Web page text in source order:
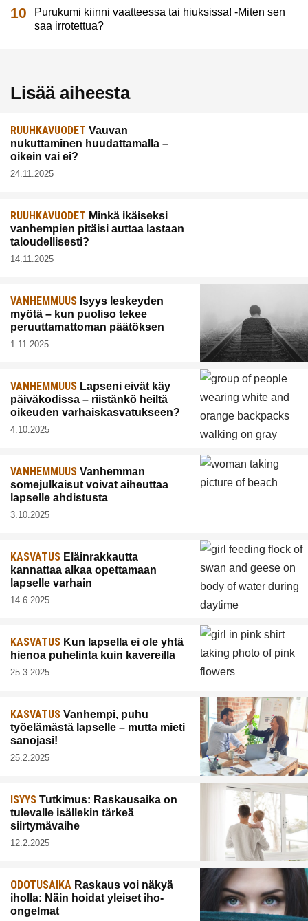
Purukumi kiinni vaatteessa tai hiuksissa! -Miten sen
saa irrotettua?
Lisää aiheesta
RUUHKAVUODET Vauvan
nukuttaminen huudattamalla –
oikein vai ei?
24.11.2025
RUUHKAVUODET Minkä ikäiseksi
vanhempien pitäisi auttaa lastaan
taloudellisesti?
14.11.2025
VANHEMMUUS Isyys leskeyden
myötä – kun puoliso tekee
peruuttamattoman päätöksen
1.11.2025
VANHEMMUUS Lapseni eivät käy
päiväkodissa – riistänkö heiltä
oikeuden varhaiskasvatukseen?
4.10.2025
VANHEMMUUS Vanhemman
somejulkaisut voivat aiheuttaa
lapselle ahdistusta
3.10.2025
KASVATUS Eläinrakkautta
kannattaa alkaa opettamaan
lapselle varhain
14.6.2025
KASVATUS Kun lapsella ei ole yhtä
hienoa puhelinta kuin kavereilla
25.3.2025
KASVATUS Vanhempi, puhu
työelämästä lapselle – mutta mieti
sanojasi!
25.2.2025
ISYYS Tutkimus: Raskausaika on
tulevalle isällekin tärkeä
siirtymävaihe
12.2.2025
ODOTUSAIKA Raskaus voi näkyä
iholla: Näin hoidat yleiset iho-
ongelmat